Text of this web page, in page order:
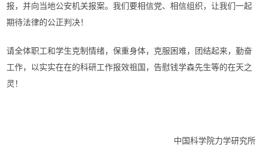
报，并向当地公安机关报案。我们要相信党、相信组织，让我们一起
期待法律的公正判决！
请全体职工和学生克制情绪，保重身体，克服困难，团结起来，勤奋
工作，以实实在在的科研工作报效祖国，告慰钱学森先生等的在天之
灵！
中国科学院力学研究所